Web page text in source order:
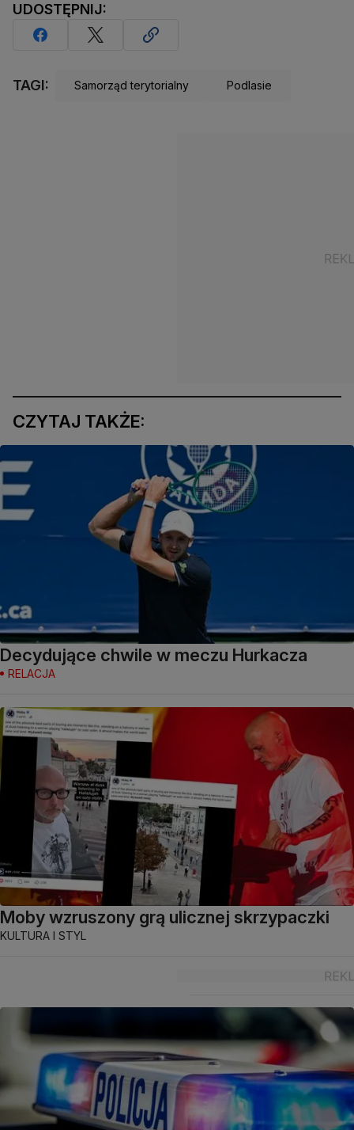
UDOSTĘPNIJ:
TAGI: Samorząd terytorialny Podlasie
CZYTAJ TAKŻE:
Decydujące chwile w meczu Hurkacza
RELACJA
Moby wzruszony grą ulicznej skrzypaczki
KULTURA I STYL